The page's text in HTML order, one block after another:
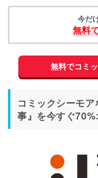
今だ
無料
無料でコミ
コミックシーモ
事』を今すぐ70%